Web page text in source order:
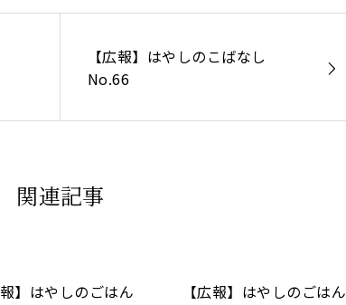
【広報】はやしのこばなし
No.66
関連記事
報】はやしのごはん
【広報】はやしのごはん